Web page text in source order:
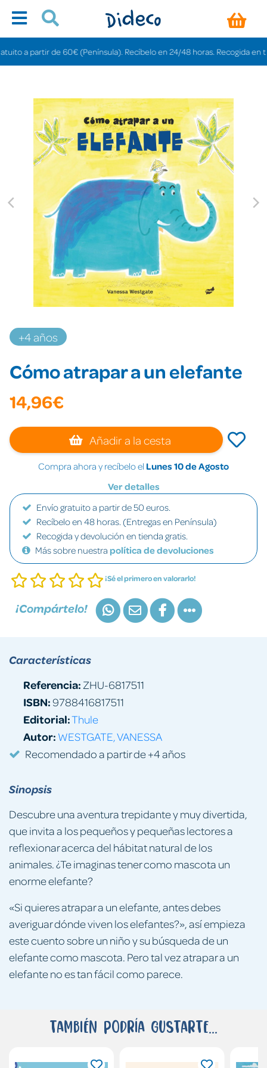
a partir de 60€ (Península). Recíbelo en 24/48 horas. Recogida en
+4 años
Cómo atrapar a un elefante
14,96€
Añadir a la cesta
Compra ahora y recíbelo el Lunes 10 de Agosto
Ver detalles
Envío gratuito a partir de 50 euros.
Recíbelo en 48 horas. (Entregas en Península)
Recogida y devolución en tienda gratis.
Más sobre nuestra política de devoluciones
¡Sé el primero en valorarlo!
¡Compártelo!
Sinopsis
Descubre una aventura trepidante y muy divertida,
que invita a los pequeños y pequeñas lectores a
reflexionar acerca del hábitat natural de los
animales. ¿Te imaginas tener como mascota un
enorme elefante?
«Si quieres atrapar a un elefante, antes debes
averiguar dónde viven los elefantes?», así empieza
este cuento sobre un niño y su búsqueda de un
elefante como mascota. Pero tal vez atrapar a un
elefante no es tan fácil como parece.
Características
Referencia: ZHU-6817511
ISBN:9788416817511
Editorial:Thule
Autor: WESTGATE, VANESSA
Recomendado a partir de +4 años
También podría gustarte...